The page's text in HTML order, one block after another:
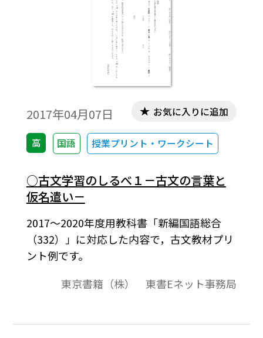
2017年04月07日
高 国語 授業プリント・ワークシート
お気に入りに追加
○古文学習のしるべ１－古文の言葉と
仮名遣い－
2017～2020年度用教科書「新編国語総合
（332）」に対応した内容で，古文教材プリ
ント例です。
東京書籍（株） 東書Eネット事務局